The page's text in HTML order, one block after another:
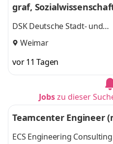
graf,
s Projektbearbeiter
DSK Deutsche Stadt- und
Weimar
vor 11 Tagen
Jobszu dieser
Teamcenter Engineer
ECS Engineering